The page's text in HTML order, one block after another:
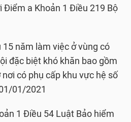
Điểm a Khoản 1 Điều 219 Bộ
năm làm việc ở vùng có
đặc biệt khó khăn bao gồm
có phụ cấp khu vực hệ số
01/2021
1 Điều 54 Luật Bảo hiểm